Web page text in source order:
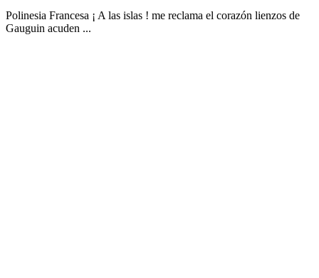
Polinesia Francesa ¡ A las islas ! me reclama el corazón lienzos de
Gauguin acuden ...